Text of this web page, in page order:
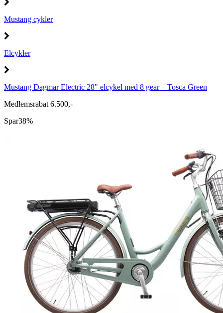
Mustang cykler
Elcykler
Mustang Dagmar Electric 28" elcykel med 8 gear – Tosca Green
Medlemsrabat 6.500,-
Spar38%